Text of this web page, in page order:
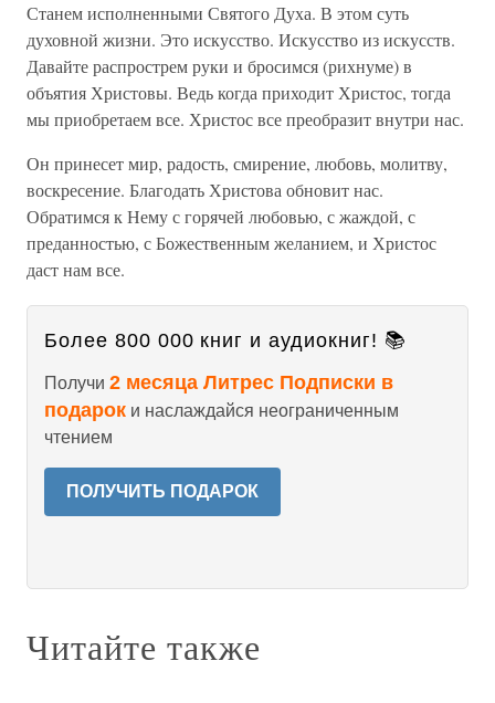
Станем исполненными Святого Духа. В этом суть
духовной жизни. Это искусство. Искусство из искусств.
Давайте распрострем руки и бросимся (рихнуме) в
объятия Христовы. Ведь когда приходит Христос, тогда
мы приобретаем все. Христос все преобразит внутри нас.
Он принесет мир, радость, смирение, любовь, молитву,
воскресение. Благодать Христова обновит нас.
Обратимся к Нему с горячей любовью, с жаждой, с
преданностью, с Божественным желанием, и Христос
даст нам все.
Более 800 000 книг и аудиокниг! 📚
Получи 2 месяца Литрес Подписки в
подарок и наслаждайся неограниченным
чтением
ПОЛУЧИТЬ ПОДАРОК
Читайте также